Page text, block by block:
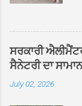
ਸਰਕਾਰੀ
ਸੈਨੇਟਰੀ ਦਾ
July 02, 2026